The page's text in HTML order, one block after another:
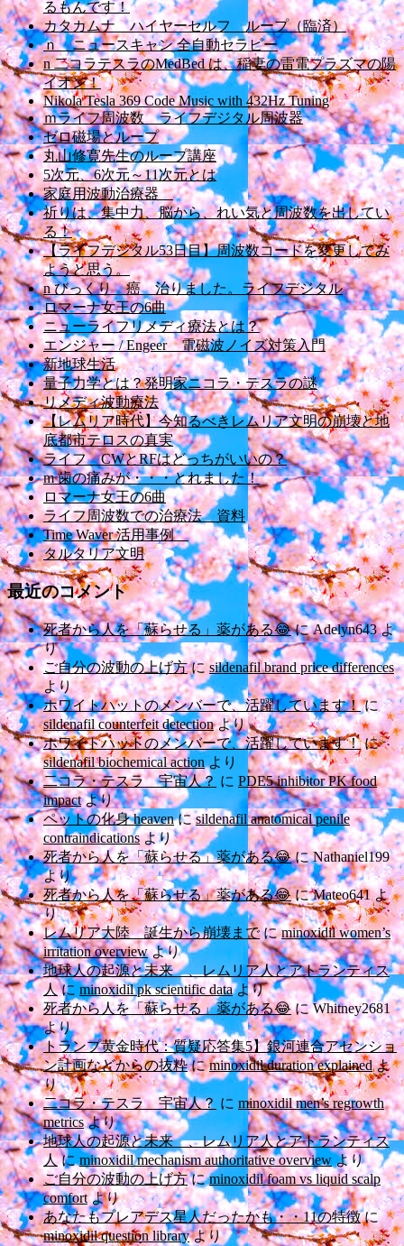
るもんです！
カタカムナ ハイヤーセルフ ループ（臨済）
ｎ ニュースキャン 全自動セラピー
n 二コラテスラのMedBed は、稲妻の雷電プラズマの陽
イオン！
Nikola Tesla 369 Code Music with 432Hz Tuning
ｍライフ周波数 ライフデジタル周波器
ゼロ磁場とループ
丸山修寛先生のループ講座
5次元、6次元～11次元とは
家庭用波動治療器
祈りは、集中力、脳から、れい気と周波数を出してい
る！
【ライフデジタル53日目】周波数コードを変更してみ
ようと思う。
n びっくり 癌 治りました。ライフデジタル
ロマーナ女王の6曲
ニューライフリメディ療法とは？
エンジャー / Engeer 電磁波ノイズ対策入門
新地球生活
量子力学とは？発明家ニコラ・テスラの謎
リメディ波動療法
【レムリア時代】今知るべきレムリア文明の崩壊と地
底都市テロスの真実
ライフ CWとRFはどっちがいいの？
m 歯の痛みが・・・とれました！
ロマーナ女王の6曲
ライフ周波数での治療法 資料
Time Waver 活用事例
タルタリア文明
最近のコメント
死者から人を「蘇らせる」薬がある😂にAdelyn643よ
り
ご自分の波動の上げ方にsildenafil brand price differences
より
ホワイトハットのメンバーで、活躍しています！に
sildenafil counterfeit detectionより
ホワイトハットのメンバーで、活躍しています！に
sildenafil biochemical actionより
二コラ・テスラ 宇宙人？ に PDE5 inhibitor PK food
impactより
ペットの化身 heavenにsildenafil anatomical penile
contraindicationsより
死者から人を「蘇らせる」薬がある😂にNathaniel199
より
死者から人を「蘇らせる」薬がある😂にMateo641よ
り
レムリア大陸 誕生から崩壊までにminoxidil women’s
irritation overviewより
地球人の起源と未来 、レムリア人とアトランティス
人に minoxidil pk scientific dataより
死者から人を「蘇らせる」薬がある😂にWhitney2681
より
トランプ黄金時代：質疑応答集5】銀河連合アセンショ
ン計画などからの抜粋にminoxidil duration explainedよ
り
二コラ・テスラ 宇宙人？ に minoxidil men’s regrowth
metricsより
地球人の起源と未来 、レムリア人とアトランティス
人にminoxidil mechanism authoritative overview より
ご自分の波動の上げ方にminoxidil foam vs liquid scalp
comfortより
あなたもプレアデス星人だったかも・・11の特徴に
minoxidil question libraryより